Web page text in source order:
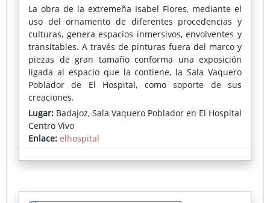
La obra de la extremeña Isabel Flores, mediante el
uso del ornamento de diferentes procedencias y
culturas, genera espacios inmersivos, envolventes y
transitables. A través de pinturas fuera del marco y
piezas de gran tamaño conforma una exposición
ligada al espacio que la contiene, la Sala Vaquero
Poblador de El Hospital, como soporte de sus
creaciones.
Lugar: Badajoz, Sala Vaquero Poblador en El Hospital
Centro Vivo
Enlace: elhospital